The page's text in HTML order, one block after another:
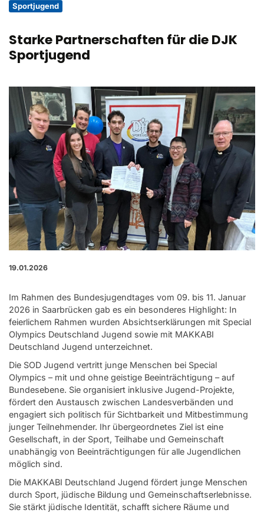
Sportjugend
Starke Partnerschaften für die DJK
Sportjugend
19.01.2026
Im Rahmen des Bundesjugendtages vom 09. bis 11. Januar
2026 in Saarbrücken gab es ein besonderes Highlight: In
feierlichem Rahmen wurden Absichtserklärungen mit Special
Olympics Deutschland Jugend sowie mit MAKKABI
Deutschland Jugend unterzeichnet.
Die SOD Jugend vertritt junge Menschen bei Special
Olympics – mit und ohne geistige Beeinträchtigung – auf
Bundesebene. Sie organisiert inklusive Jugend-Projekte,
fördert den Austausch zwischen Landesverbänden und
engagiert sich politisch für Sichtbarkeit und Mitbestimmung
junger Teilnehmender. Ihr übergeordnetes Ziel ist eine
Gesellschaft, in der Sport, Teilhabe und Gemeinschaft
unabhängig von Beeinträchtigungen für alle Jugendlichen
möglich sind.
Die MAKKABI Deutschland Jugend fördert junge Menschen
durch Sport, jüdische Bildung und Gemeinschaftserlebnisse.
Sie stärkt jüdische Identität, schafft sichere Räume und
Aus- und Fortbildungen
Kontakt
Bundessportfest '26
DJK Sportjugend